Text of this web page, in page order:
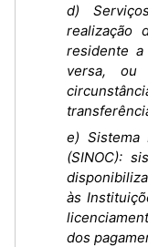
d)
realização
residente
versa,
e) Sistema
(SINOC):
às
dos